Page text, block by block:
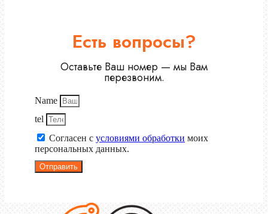
Есть вопросы?
Оставьте Ваш номер — мы Вам
перезвоним.
Name
tel
Согласен с условиями обработки моих
персональных данных.
Отправить